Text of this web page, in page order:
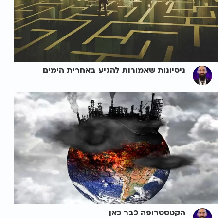
ניסיונות שאמורות להגיע באחרית הימים
הקטסטרופה כבר כאן